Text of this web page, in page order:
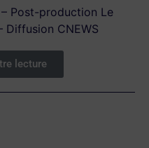
– Post-production Le
Diffusion CNEWS
lecture